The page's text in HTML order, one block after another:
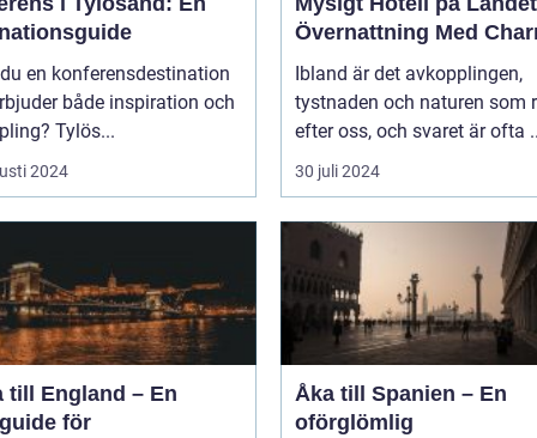
en konferensdestination
både inspiration och
Tylös...
2024
Övernattning Med
Ibland är det avkopplingen,
tystnaden och naturen som
efter oss, och svaret är ofta
30 juli 2024
till England – En
för
Åka till Spanien – En
oförglömlig